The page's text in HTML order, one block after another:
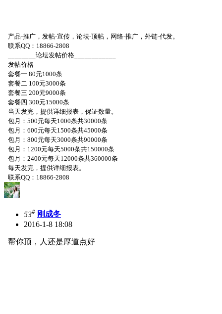
产品-推广，发帖-宣传，论坛-顶帖，网络-推广，外链-代发。
联系QQ：18866-2808
________论坛发帖价格____________
发帖价格
套餐一 80元1000条
套餐二 100元3000条
套餐三 200元9000条
套餐四 300元15000条
当天发完，提供详细报表，保证数量。
包月：500元每天1000条共30000条
包月：600元每天1500条共45000条
包月：800元每天3000条共90000条
包月：1200元每天5000条共150000条
包月：2400元每天12000条共360000条
每天发完，提供详细报表。
联系QQ：18866-2808
53# 刚成冬
2016-1-8 18:08
帮你顶，人还是厚道点好